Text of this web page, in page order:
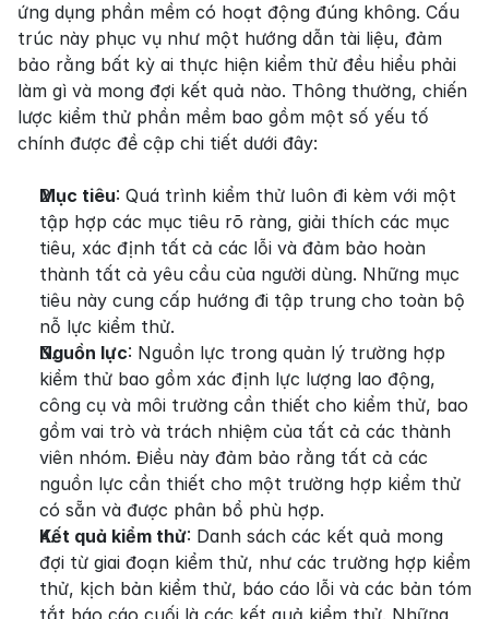
ứng dụng phần mềm có hoạt động đúng không. Cấu
trúc này phục vụ như một hướng dẫn tài liệu, đảm
bảo rằng bất kỳ ai thực hiện kiểm thử đều hiểu phải
làm gì và mong đợi kết quả nào. Thông thường, chiến
lược kiểm thử phần mềm bao gồm một số yếu tố
chính được đề cập chi tiết dưới đây:
Mục tiêu: Quá trình kiểm thử luôn đi kèm với một
tập hợp các mục tiêu rõ ràng, giải thích các mục
tiêu, xác định tất cả các lỗi và đảm bảo hoàn
thành tất cả yêu cầu của người dùng. Những mục
tiêu này cung cấp hướng đi tập trung cho toàn bộ
nỗ lực kiểm thử.
Nguồn lực: Nguồn lực trong quản lý trường hợp
kiểm thử bao gồm xác định lực lượng lao động,
công cụ và môi trường cần thiết cho kiểm thử, bao
gồm vai trò và trách nhiệm của tất cả các thành
viên nhóm. Điều này đảm bảo rằng tất cả các
nguồn lực cần thiết cho một trường hợp kiểm thử
có sẵn và được phân bổ phù hợp.
Kết quả kiểm thử: Danh sách các kết quả mong
đợi từ giai đoạn kiểm thử, như các trường hợp kiểm
thử, kịch bản kiểm thử, báo cáo lỗi và các bản tóm
tắt báo cáo cuối là các kết quả kiểm thử. Những